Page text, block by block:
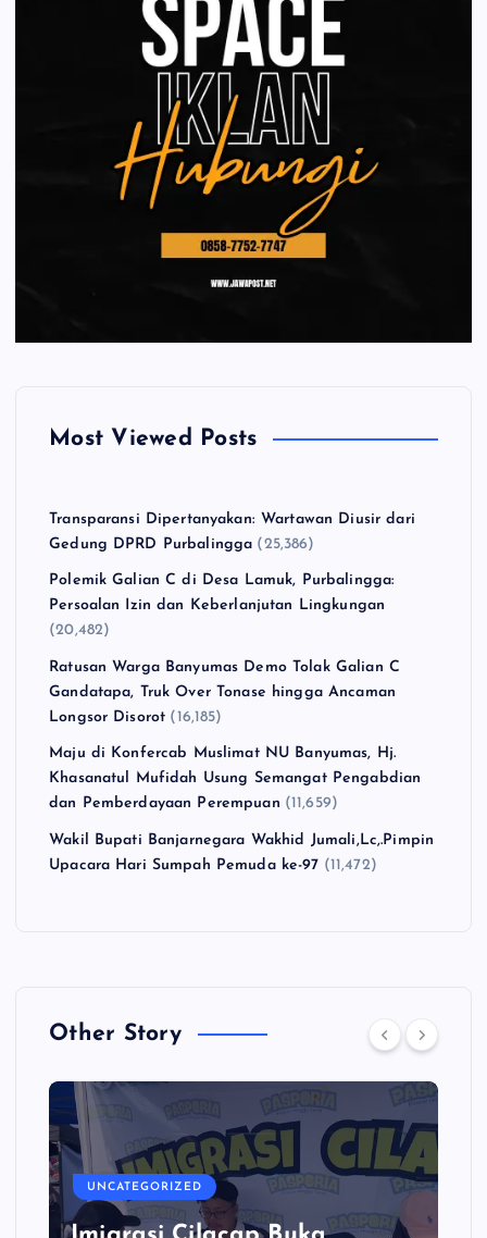
Most Viewed Posts
Transparansi Dipertanyakan: Wartawan Diusir dari
Gedung DPRD Purbalingga (25,386)
Polemik Galian C di Desa Lamuk, Purbalingga:
Persoalan Izin dan Keberlanjutan Lingkungan
(20,482)
Ratusan Warga Banyumas Demo Tolak Galian C
Gandatapa, Truk Over Tonase hingga Ancaman
Longsor Disorot (16,185)
Maju di Konfercab Muslimat NU Banyumas, Hj.
Khasanatul Mufidah Usung Semangat Pengabdian
dan Pemberdayaan Perempuan (11,659)
Wakil Bupati Banjarnegara Wakhid Jumali,Lc,.Pimpin
Upacara Hari Sumpah Pemuda ke-97 (11,472)
Other Story
UNCATEGORIZED